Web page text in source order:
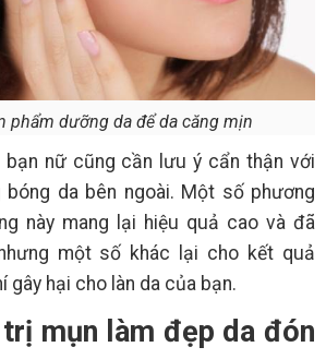
phẩm dưỡng da để da căng mịn
bạn nữ cũng cần lưu ý cẩn thận với
da bên ngoài. Một số phương
này mang lại hiệu quả cao và đã
một số khác lại cho kết quả
gây hại cho làn da của bạn.
mụn làm đẹp da đón